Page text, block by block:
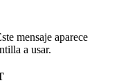
mensaje aparece
a usar.